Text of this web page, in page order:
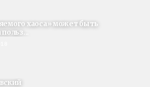
хаоса» может быть